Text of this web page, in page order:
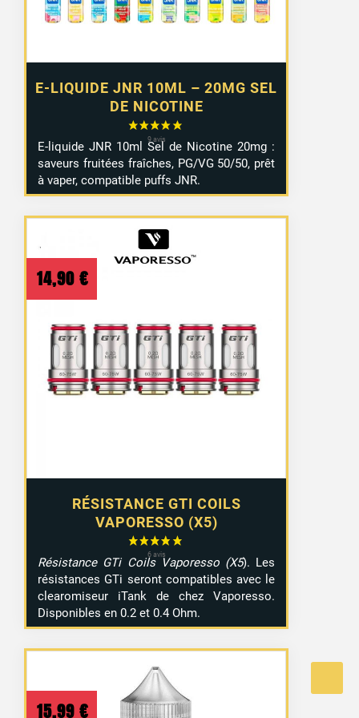
E-LIQUIDE JNR 10ML – 20MG SEL
DE NICOTINE
E- liquideJNR 10mlSelde Nicotine20mg :
saveurs fruitées fraîches, PG/VG 50/50, prêt
àvaper,compatible puffs JNR.
RÉSISTANCE GTI COILS
VAPORESSO (X5)
14,90 €
Résistance GTi Coils Vaporesso (X5). Les
résistances GTi seront compatibles avec le
clearomiseur iTank de chez Vaporesso.
Disponibles en 0.2 et 0.4 Ohm.
15,99 €